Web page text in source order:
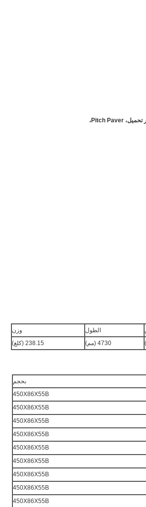
الطول
وزن
4730 (مم) 238.15 (كلغ)
بحجم
450X86X55B
450X86X55B
450X86X55B
450X86X55B
450X86X55B
450X86X55B
450X86X55B
450X86X55B
450X86X55B